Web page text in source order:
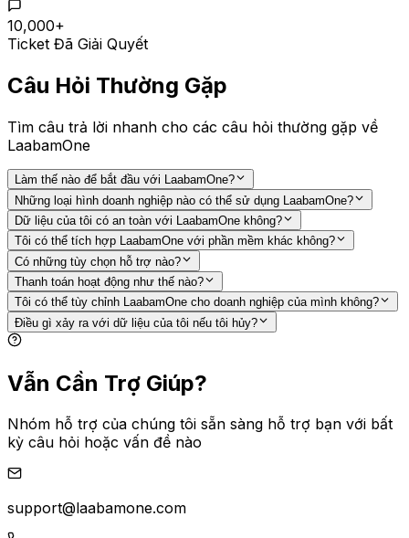
10,000+
Ticket Đã Giải Quyết
Câu Hỏi Thường Gặp
Tìm câu trả lời nhanh cho các câu hỏi thường gặp về
LaabamOne
Làm thế nào để bắt đầu với LaabamOne?
Những loại hình doanh nghiệp nào có thể sử dụng LaabamOne?
Dữ liệu của tôi có an toàn với LaabamOne không?
Tôi có thể tích hợp LaabamOne với phần mềm khác không?
Có những tùy chọn hỗ trợ nào?
Thanh toán hoạt động như thế nào?
Tôi có thể tùy chỉnh LaabamOne cho doanh nghiệp của mình không?
Điều gì xảy ra với dữ liệu của tôi nếu tôi hủy?
Vẫn Cần Trợ Giúp?
Nhóm hỗ trợ của chúng tôi sẵn sàng hỗ trợ bạn với bất
kỳ câu hỏi hoặc vấn đề nào
support@laabamone.com